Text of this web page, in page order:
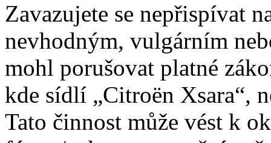
Zavazujete se nepřispívat
nevhodným, vulgárním
mohl porušovat platné
kde sídlí „Citroën Xsara“,
Tato činnost může vést k